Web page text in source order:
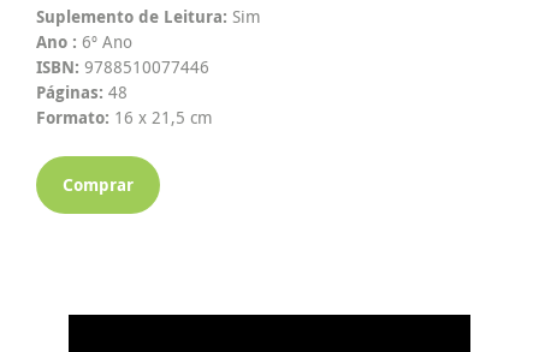
Suplemento de Leitura: Sim
Ano : 6º Ano
ISBN: 9788510077446
Páginas: 48
Formato: 16 x 21,5 cm
Comprar